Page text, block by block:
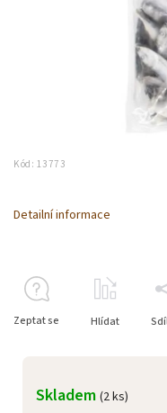
Kód: 13773
Skladem (2 ks)
Detailní informace
Zeptat se Hlídat